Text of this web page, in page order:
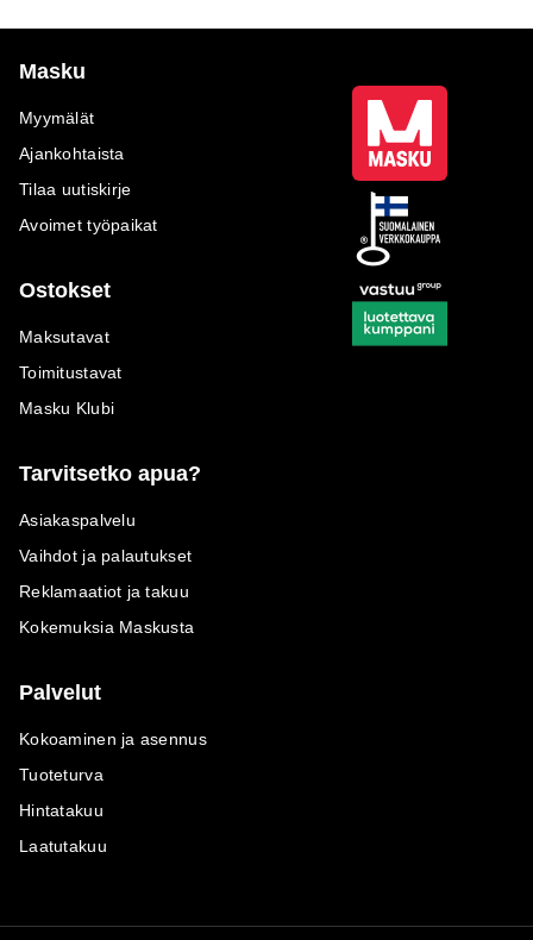
Masku
Myymälät
Ajankohtaista
Tilaa uutiskirje
Avoimet työpaikat
Ostokset
Maksutavat
Toimitustavat
Masku Klubi
Tarvitsetko apua?
Asiakaspalvelu
Vaihdot ja palautukset
Reklamaatiot ja takuu
Kokemuksia Maskusta
Palvelut
Kokoaminen ja asennus
Tuoteturva
Hintatakuu
Laatutakuu